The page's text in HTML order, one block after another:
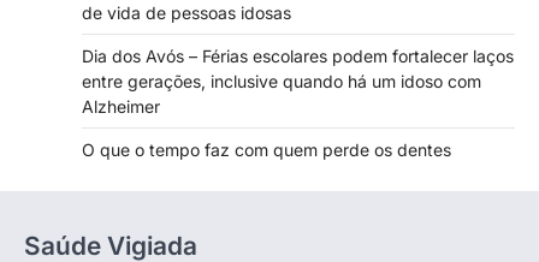
de vida de pessoas idosas
Dia dos Avós – Férias escolares podem fortalecer laços
entre gerações, inclusive quando há um idoso com
Alzheimer
O que o tempo faz com quem perde os dentes
Saúde Vigiada